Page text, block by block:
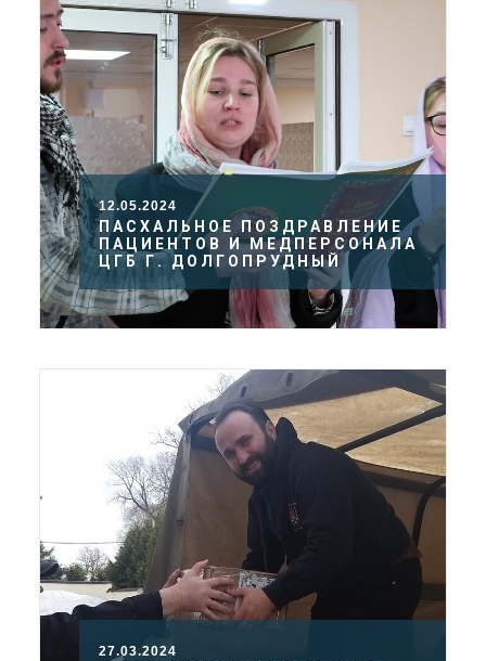
12.05.2024
ПАСХАЛЬНОЕ ПОЗДРАВЛЕНИЕ
ПАЦИЕНТОВ И МЕДПЕРСОНАЛА
ЦГБ Г. ДОЛГОПРУДНЫЙ
27.03.2024